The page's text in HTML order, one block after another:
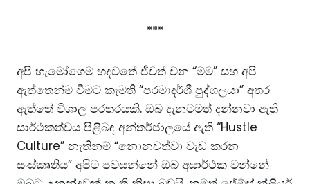
***
අපි හැමෝගෙම හදවතේ ජීවත් වන “මම” සහ අපි
ඇත්තෙන්ම වීමට කැමති “පරමාදර්ශී පුද්ගලයා” අතර
ඇත්තේ විශාල පරතරයකි. ඔබ දැනටමත් දන්නවා ඇති
සාර්ථකත්වය පිළිබඳ අන්තර්ජාලයේ ඇති “Hustle
Culture” නැතිනම් “නොනවත්වා වැඩ කරන
සංස්කෘතිය” අපිට පවසන්නේ ඔබ අසාර්ථක වන්නේ